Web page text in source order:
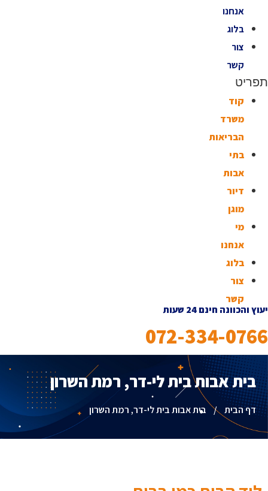
אנחנו
בלוג
צור
קשר
תפריט
קוד
משרד
הבריאות
בתי
אבות
דיור
מוגן
מי
אנחנו
בלוג
צור
קשר
יעוץ והכוונה חינם 24 שעות
072-334-0766
בית אבות בית לי-דר, רמת השרון
דף הבית / בית אבות בית לי-דר, רמת השרון